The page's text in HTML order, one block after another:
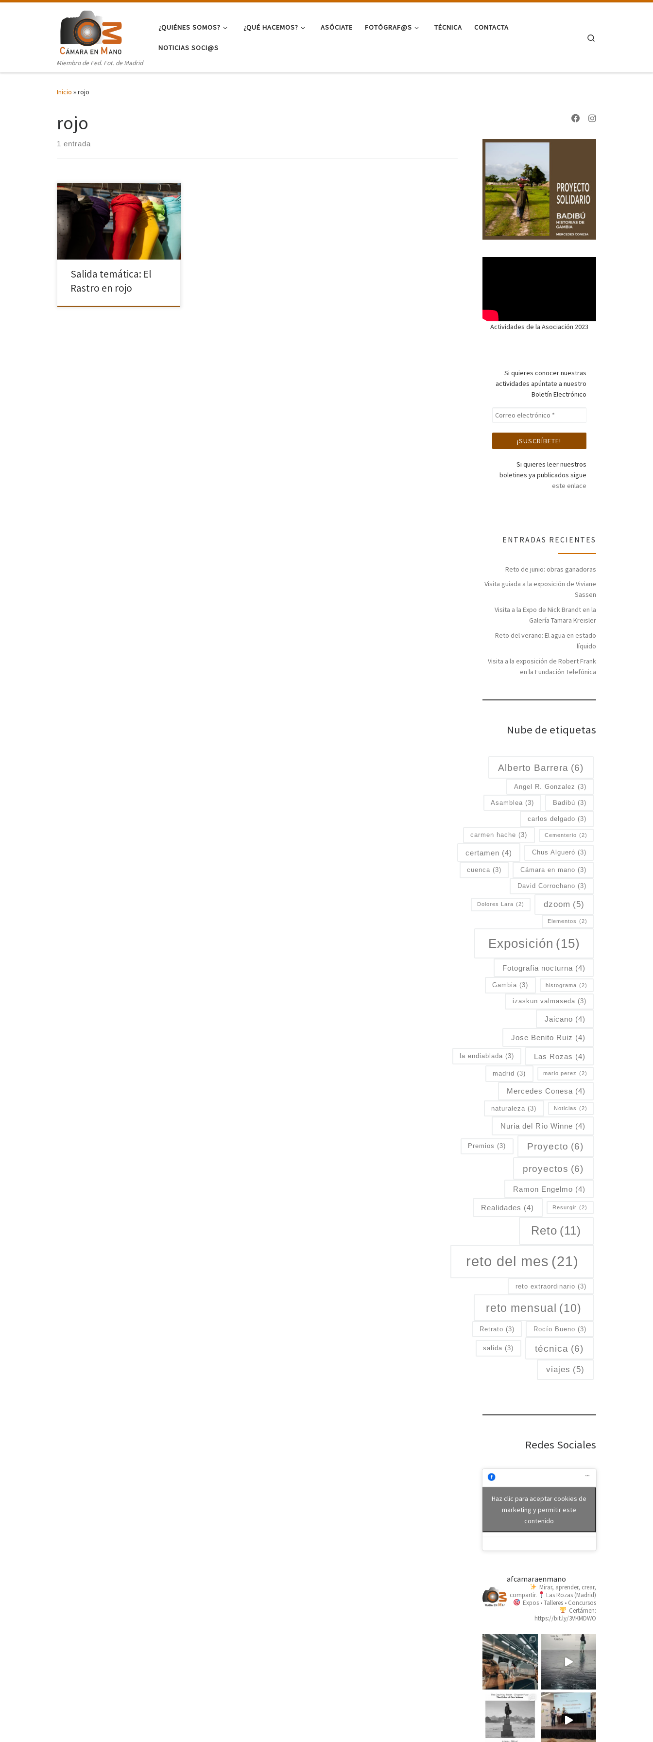
Miembro de Fed. Fot. de Madrid
¿QUIÉNES SOMOS? ¿QUÉ HACEMOS? ASÓCIATE FOTÓGRAF@S TÉCNICA CONTACTA
NOTICIAS SOCI@S
Inicio »rojo
rojo
1 entrada
El domingo 25 de febrero
inauguramos un nuevo tipo de salida
a propuesta de la vocalía de Salidas y
Viajes fotográficos: la salida temática.
En este tipo de salidas,
compartiremos […]
Salida temática: El
Rastro en rojo
Actividades de la Asociación 2023
Si quieres conocer nuestras
actividades apúntate a nuestro
Boletín Electrónico
Si quieres leer nuestros
boletines ya publicados sigue
este enlace
ENTRADAS RECIENTES
Reto de junio: obras ganadoras
Visita guiada a la exposición de Viviane
Sassen
Visita a la Expo de Nick Brandt en la
Galería Tamara Kreisler
Reto del verano: El agua en estado
líquido
Visita a la exposición de Robert Frank
en la Fundación Telefónica
Nube de etiquetas
Alberto Barrera (6)
Angel R. Gonzalez (3)
Asamblea (3) Badibú (3)
carlos delgado (3)
carmen hache (3) Cementerio (2)
certamen (4) Chus Algueró (3)
cuenca (3) Cámara en mano (3)
David Corrochano (3)
Dolores Lara (2) dzoom (5)
Elementos (2)
Exposición (15)
Fotografia nocturna (4)
Gambia (3) histograma (2)
izaskun valmaseda (3)
Jaicano (4)
Jose Benito Ruiz (4)
la endiablada (3) Las Rozas (4)
madrid (3) mario perez (2)
Mercedes Conesa (4)
naturaleza (3) Noticias (2)
Nuria del Río Winne (4)
Premios (3) Proyecto (6)
proyectos (6)
Ramon Engelmo (4)
Realidades (4) Resurgir (2)
Reto (11)
reto del mes (21)
reto extraordinario (3)
reto mensual (10)
Retrato (3) Rocío Bueno (3)
salida (3) técnica (6)
viajes (5)
Redes Sociales
Haz clic para aceptar cookies de
marketing y permitir este
contenido
afcamaraenmano
Mirar, aprender, crear,
compartir.
Las Rozas (Madrid)
Expos • Talleres • Concursos
Certámen:
https://bit.ly/3VKMDWO